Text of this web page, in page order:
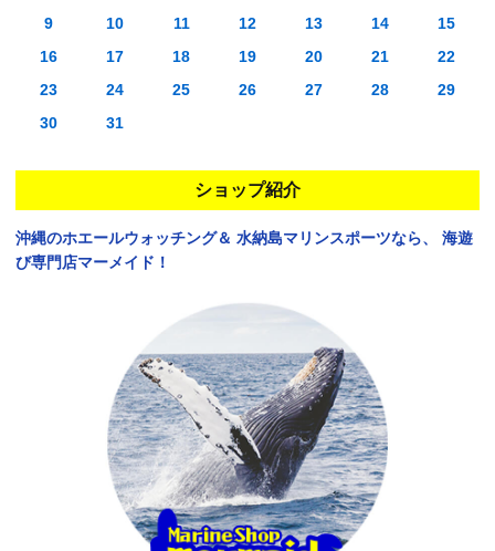
9
10 11 12 13 14
15
16
17 18 19 20 21
22
23
24 25 26 27 28
29
30
31
ショップ紹介
沖縄のホエールウォッチング＆ 水納島マリンスポーツなら、
海遊
び専門店マーメイド！